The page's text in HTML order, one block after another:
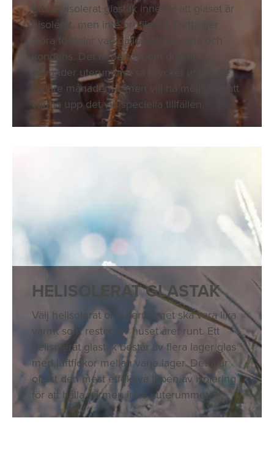
Ett halvisolerat glastak innebär att glaset är
oisolerat, men inte profilerna. Detta ger
stora fördelar vad gäller värme, kyla och
kondens. Det är perfekt om du inte
använder uterummet så mycket under de
kallare månaderna, men vill ha möjlighet att
värma upp det vid speciella tillfällen.
HELISOLERAT GLASTAK
Välj helisolerat om uterummet ska vara lika
varmt som resten av huset året runt. Ett
helisolerat glastak består av flera lager glas
med luftfickor mellan varje lager. Detta är
oftast den mest effektiva typen av isolering
för att hålla värmen inne i uterummet.